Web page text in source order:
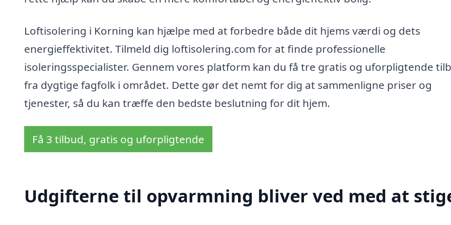
Loftisolering i Korning kan hjælpe med at forbedre både dit hjems værdi og dets
energieffektivitet. Tilmeld dig loftisolering.com for at finde professionelle
isoleringsspecialister. Gennem vores platform kan du få tre gratis og uforpligtende
fra dygtige fagfolk i området. Dette gør det nemt for dig at sammenligne priser og
tjenester, så du kan træffe den bedste beslutning for dit hjem.
Få 3 tilbud, gratis og uforpligtende
Udgifterne til opvarmning bliver ved med at